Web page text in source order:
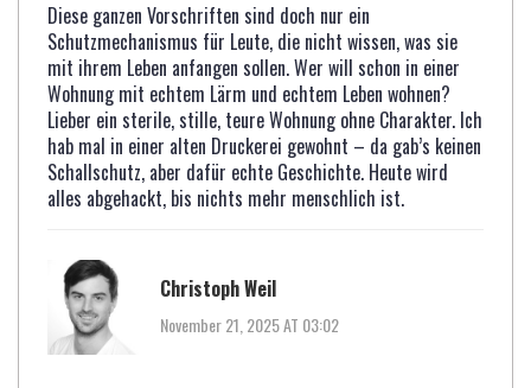
Diese ganzen Vorschriften sind doch nur ein
Schutzmechanismus für Leute, die nicht wissen, was sie
mit ihrem Leben anfangen sollen. Wer will schon in einer
Wohnung mit echtem Lärm und echtem Leben wohnen?
Lieber ein sterile, stille, teure Wohnung ohne Charakter. Ich
hab mal in einer alten Druckerei gewohnt – da gab’s keinen
Schallschutz, aber dafür echte Geschichte. Heute wird
alles abgehackt, bis nichts mehr menschlich ist.
Christoph Weil
November 21, 2025 AT 03:02